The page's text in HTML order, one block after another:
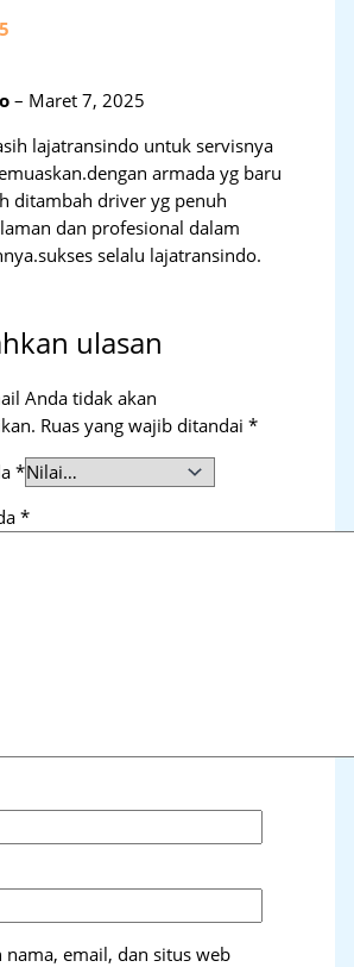
5
– Maret 7, 2025
lajatransindo untuk servisnya
armada yg baru
ditambah driver yg penuh
dan profesional dalam
selalu lajatransindo.
ulasan
Anda tidak akan
Ruas yang wajib ditandai*
*
*
nama, email, dan situs web